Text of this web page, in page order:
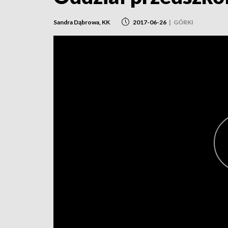
Sandra Dąbrowa, KK 2017-06-26 | GÓRKI